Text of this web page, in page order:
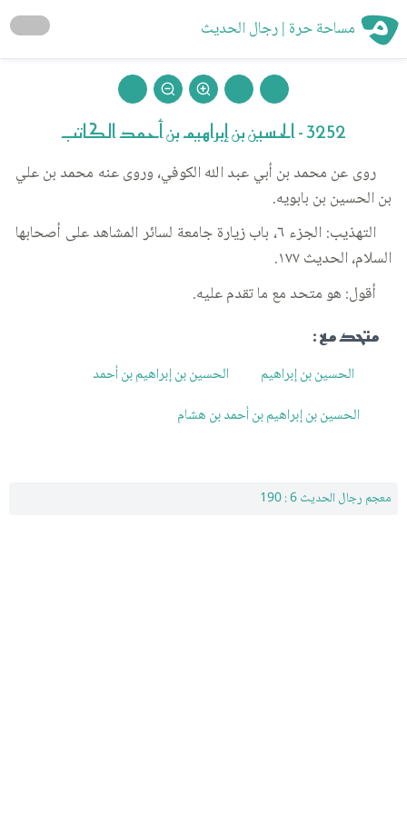
مساحة حرة | رجال الحديث
3252 - الحسين بن إبراهيم بن أحمد الكاتب
روى عن محمد بن أبي عبد الله الكوفي، وروى عنه محمد بن علي
بن الحسين بن بابويه.
التهذيب: الجزء ٦، باب زيارة جامعة لسائر المشاهد على أصحابها
السلام، الحديث ١٧٧.
أقول: هو متحد مع ما تقدم عليه.
متحد مع :
الحسين بن إبراهيم
الحسين بن إبراهيم بن أحمد
الحسين بن إبراهيم بن أحمد بن هشام
معجم رجال الحديث 6 : 190